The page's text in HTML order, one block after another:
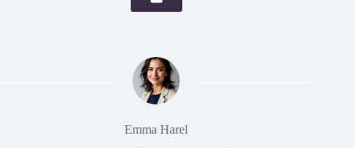
Emma Harel